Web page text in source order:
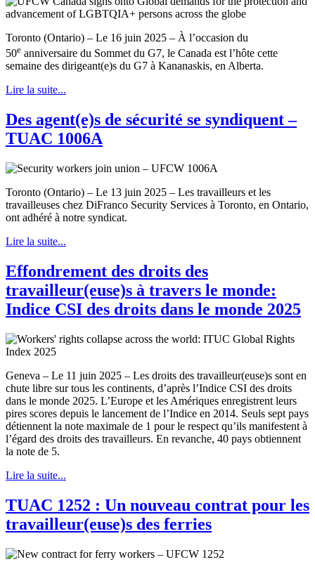
Toronto (Ontario) – Le 16 juin 2025 – À l’occasion du
50e anniversaire du Sommet du G7, le Canada est l’hôte cette
semaine des dirigeant(e)s du G7 à Kananaskis, en Alberta.
Lire la suite...
Des agent(e)s de sécurité se syndiquent –
TUAC 1006A
Toronto (Ontario) – Le 13 juin 2025 – Les travailleurs et les
travailleuses chez DiFranco Security Services à Toronto, en Ontario,
ont adhéré à notre syndicat.
Lire la suite...
Effondrement des droits des
travailleur(euse)s à travers le monde:
Indice CSI des droits dans le monde 2025
Geneva – Le 11 juin 2025 – Les droits des travailleur(euse)s sont en
chute libre sur tous les continents, d’après l’Indice CSI des droits
dans le monde 2025. L’Europe et les Amériques enregistrent leurs
pires scores depuis le lancement de l’Indice en 2014. Seuls sept pays
détiennent la note maximale de 1 pour le respect qu’ils manifestent à
l’égard des droits des travailleurs. En revanche, 40 pays obtiennent
la note de 5.
Lire la suite...
TUAC 1252 : Un nouveau contrat pour les
travailleur(euse)s des ferries